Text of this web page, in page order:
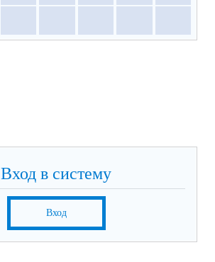
Вход в систему
Вход